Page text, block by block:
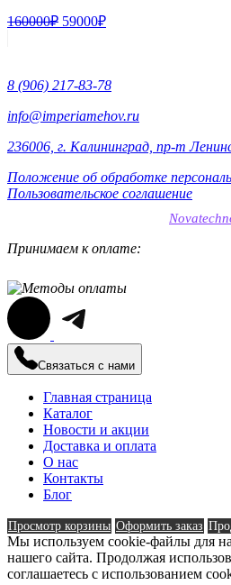
160000₽ Первоначальная
59000₽Текущая
8 (906) 217-83-78
info@imperiamehov.ru
236006, г. Калининград, пр-т
Положение об обработке
Пользовательское соглашение
Принимаем к оплате:
Связаться с нами
Главная страница
Каталог
Новости и акции
Доставка и оплата
О нас
Контакты
Блог
Просмотр корзины Оформить заказ
Мы используем cookie-файлы для
нашего сайта. Продолжая
соглашаетесь с использованием